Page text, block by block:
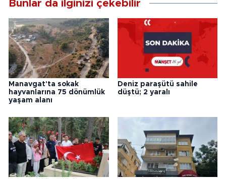
Bunlar da ilginizi çekebilir
Manavgat'ta sokak
hayvanlarına 75 dönümlük
yaşam alanı
Deniz paraşütü sahile
düştü; 2 yaralı